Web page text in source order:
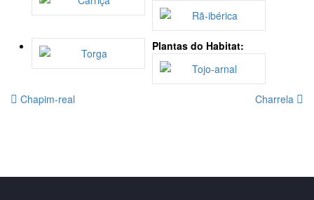
Plantas do Habitat:
Chapim-real Charrela